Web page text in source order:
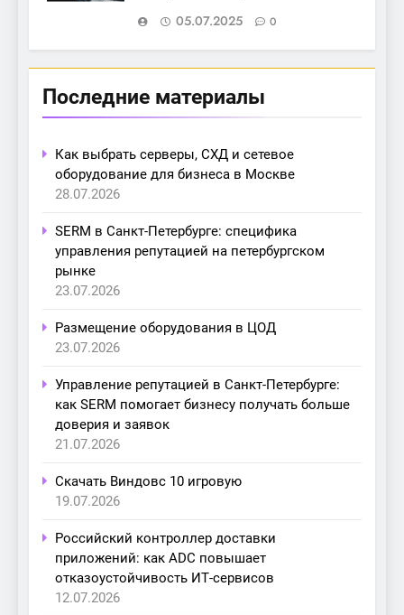
05.07.2025
0
Последние материалы
Как выбрать серверы, СХД и сетевое
оборудование для бизнеса в Москве
28.07.2026
SERM в Санкт-Петербурге: специфика
управления репутацией на петербургском
рынке
23.07.2026
Размещение оборудования в ЦОД
23.07.2026
Управление репутацией в Санкт-Петербурге:
как SERM помогает бизнесу получать больше
доверия и заявок
21.07.2026
Скачать Виндовс 10 игровую
19.07.2026
Российский контроллер доставки
приложений: как ADC повышает
отказоустойчивость ИТ-сервисов
12.07.2026